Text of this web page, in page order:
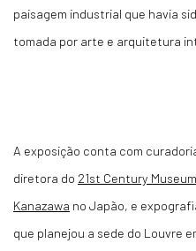
paisagem industrial que havia
tomada por arte e arquitetura
A exposição conta com
diretora do 21st Century
Kanazawa no Japão, e
que planejou a sede do Louvre